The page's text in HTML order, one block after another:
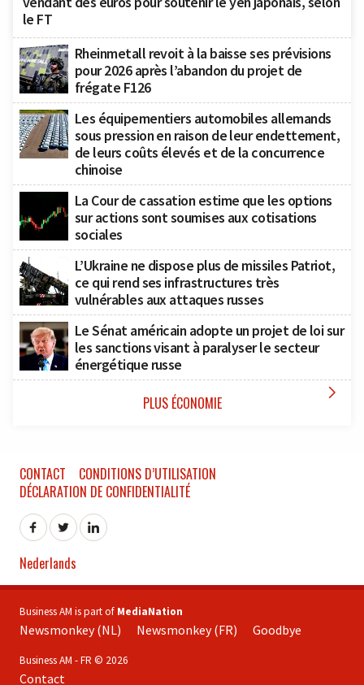
le FT
Rheinmetall revoit à la baisse ses prévisions
pour 2026 après l’abandon du projet de
frégate F126
Les équipementiers automobiles allemands
sous pression en raison de leur endettement,
de leurs coûts élevés et de la concurrence
chinoise
La Cour de cassation estime que les options
sur actions sont soumises aux cotisations
sociales
L’Ukraine ne dispose plus de missiles Patriot,
ce qui rend ses infrastructures très
vulnérables aux attaques russes
Le Sénat américain adopte un projet de loi sur
les sanctions visant à paralyser le secteur
énergétique russe
PLUS ÉCONOMIE 
CONTACT
CONDITIONS D’UTILISATION
DÉCLARATION DE CONFIDENTIALITÉ
Nederlands
Business AM is part of MediaNation
Newsmonkey (NL) Newsmonkey (FR) Goodbye
Business AM - FR © 2026
Contact